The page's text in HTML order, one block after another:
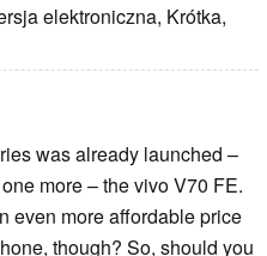
elektroniczna, Krótka,
was already launched –
more – the vivo V70 FE.
even more affordable price
though? So, should you